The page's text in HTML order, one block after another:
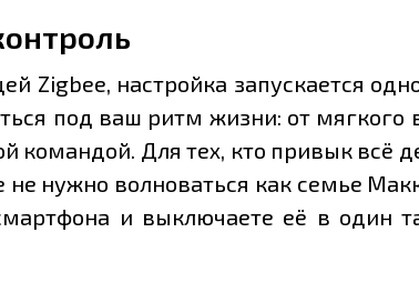
Zigbee, настройка запускается
под ваш ритм жизни: от
командой. Для тех, кто привык всё
нужно волноваться как семье
и выключаете её в один